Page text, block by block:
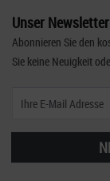
Unser Newsletter
Abonnieren Sie den
Sie keine Neuigkeit